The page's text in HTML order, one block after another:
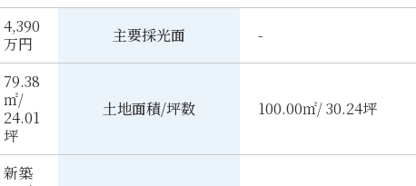
4,390
万円
主要採光面 -
79.38
㎡/
24.01
坪
土地面積/坪数 100.00㎡/ 30.24坪
新築